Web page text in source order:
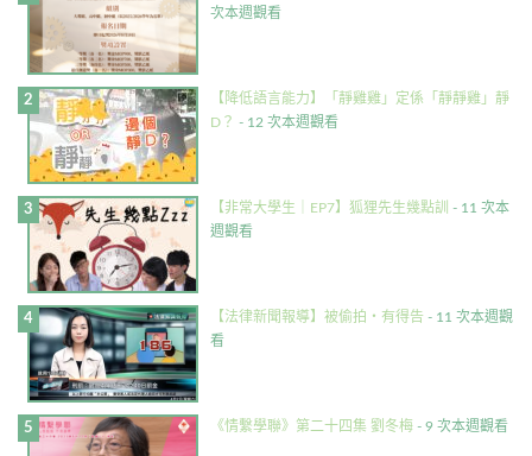
次本週觀看
【降低語言能力】「靜雞雞」定係「靜靜雞」靜
D？ - 12 次本週觀看
【非常大學生｜EP7】狐狸先生幾點訓 - 11 次本
週觀看
【法律新聞報導】被偷拍・有得告 - 11 次本週觀
看
《情繫學聯》第二十四集 劉冬梅 - 9 次本週觀看